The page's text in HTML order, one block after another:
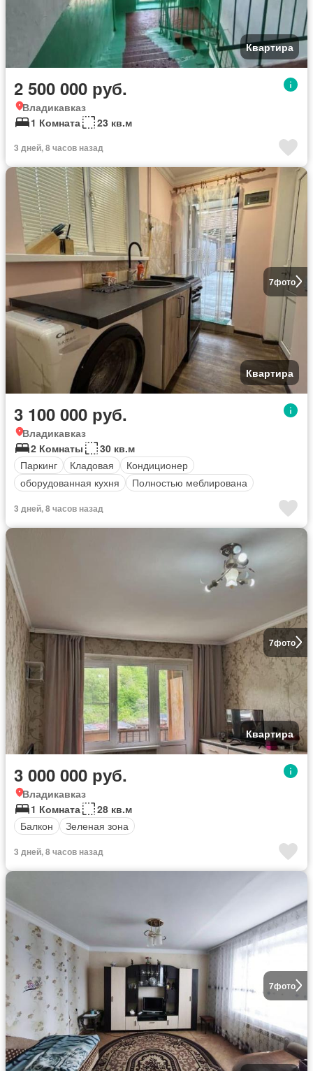
Квартира
2 500 000 руб.
Владикавказ
1 Комната
23 кв.м
3 дней, 8 часов назад
7фото
Квартира
3 100 000 руб.
Владикавказ
2 Комнаты
30 кв.м
Паркинг
Кладовая
Кондиционер
оборудованная кухня
Полностью меблирована
3 дней, 8 часов назад
7фото
Квартира
3 000 000 руб.
Владикавказ
1 Комната
28 кв.м
Балкон
Зеленая зона
3 дней, 8 часов назад
7фото